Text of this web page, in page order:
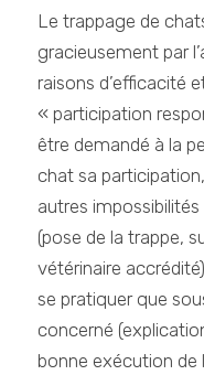
Le trappage de
gracieusement par
raisons d’efficacité
« participation
être demandé à la
chat sa
autres
(pose de la trappe,
vétérinaire
se pratiquer que
concerné
bonne exécution de